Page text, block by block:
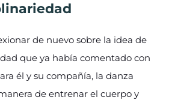
de nuevo sobre la idea de
que ya había comentado con
él y su compañía, la danza
de entrenar el cuerpo y